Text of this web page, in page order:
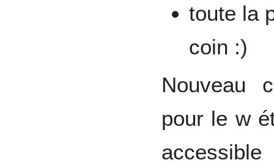
toute la
coin :)
Nouveau
pour le w